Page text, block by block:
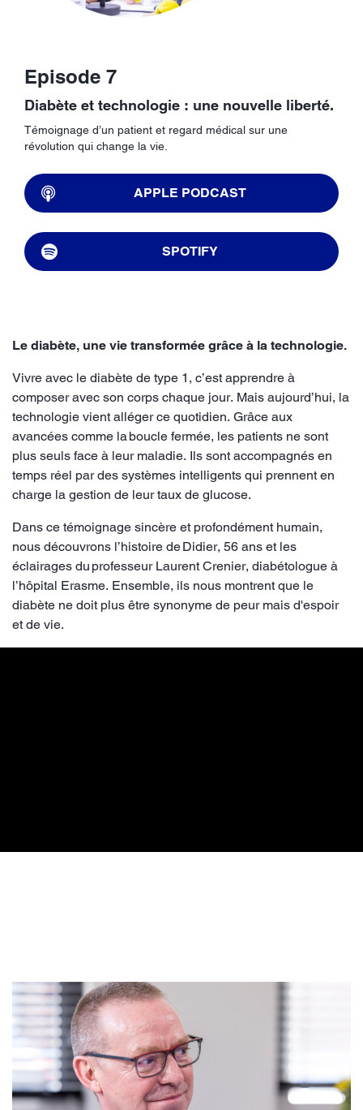
Episode 7
Diabète et technologie : une nouvelle liberté.
Témoignage d’un patient et regard médical sur une
révolution qui change la vie.
APPLE PODCAST
SPOTIFY
Le diabète, une vie transformée grâce à la technologie.
Vivre avec le diabète de type 1, c’est apprendre à
composer avec son corps chaque jour. Mais aujourd’hui, la
technologie vient alléger ce quotidien. Grâce aux
avancées comme la boucle fermée, les patients ne sont
plus seuls face à leur maladie. Ils sont accompagnés en
temps réel par des systèmes intelligents qui prennent en
charge la gestion de leur taux de glucose.
Dans ce témoignage sincère et profondément humain,
nous découvrons l’histoire de Didier, 56 ans et les
éclairages du professeur Laurent Crenier, diabétologue à
l’hôpital Erasme. Ensemble, ils nous montrent que le
diabète ne doit plus être synonyme de peur mais d'espoir
et de vie.